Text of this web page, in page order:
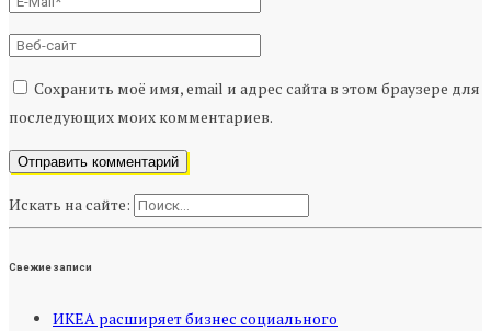
Сохранить моё имя, email и адрес сайта в этом браузере для
последующих моих комментариев.
Искать на сайте:
Свежие записи
ИКЕА расширяет бизнес социального